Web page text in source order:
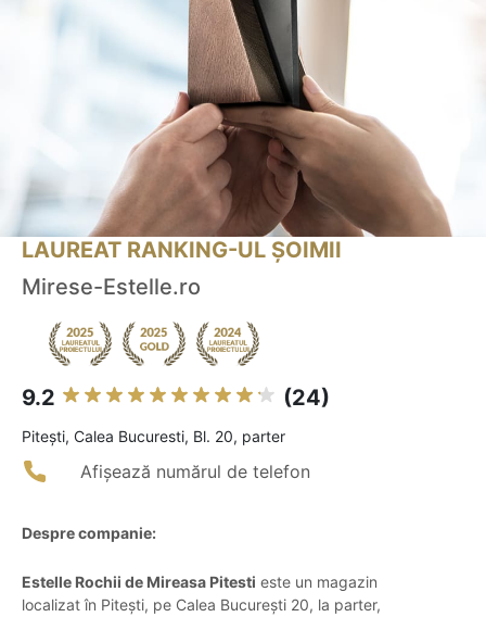
LAUREAT RANKING-UL ȘOIMII
Mirese-Estelle.ro
9.2 (24)
Piteşti, Calea Bucuresti, Bl. 20, parter
Afișează numărul de telefon
Despre companie:
Estelle Rochii de Mireasa Pitesti este un magazin
localizat în Pitești, pe Calea București 20, la parter,